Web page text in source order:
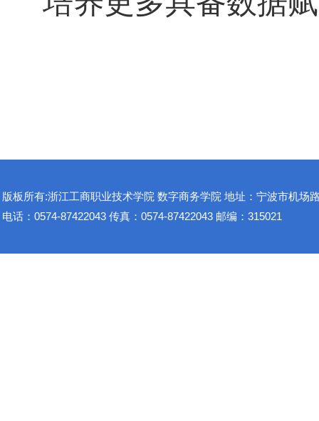
版板所有:浙江工商职业技术学院 数字商务学院 地址：宁波市机场
电话：0574-87422043 传真：0574-87422043 邮编：315021